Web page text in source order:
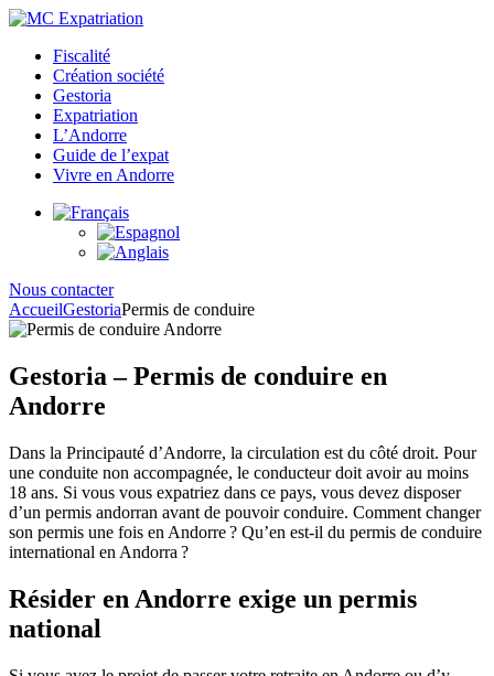
Fiscalité
Création société
Gestoria
Expatriation
L’Andorre
Guide de l’expat
Vivre en Andorre
Nous contacter
AccueilGestoriaPermis de conduire
Gestoria – Permis de conduire en
Andorre
Dans la Principauté d’Andorre, la circulation est du côté droit. Pour
une conduite non accompagnée, le conducteur doit avoir au moins
18 ans. Si vous vous expatriez dans ce pays, vous devez disposer
d’un permis andorran avant de pouvoir conduire. Comment changer
son permis une fois en Andorre ? Qu’en est-il du permis de conduire
international en Andorra ?
Résider en Andorre exige un permis
national